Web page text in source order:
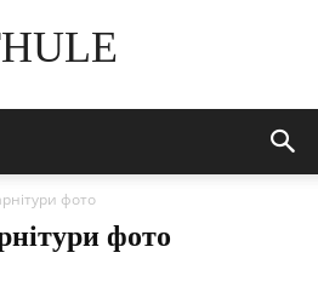
фото
фото